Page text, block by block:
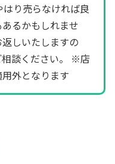
り売らなければ良
るかもしれませ
しいたしますの
談ください。 ※店
外となります